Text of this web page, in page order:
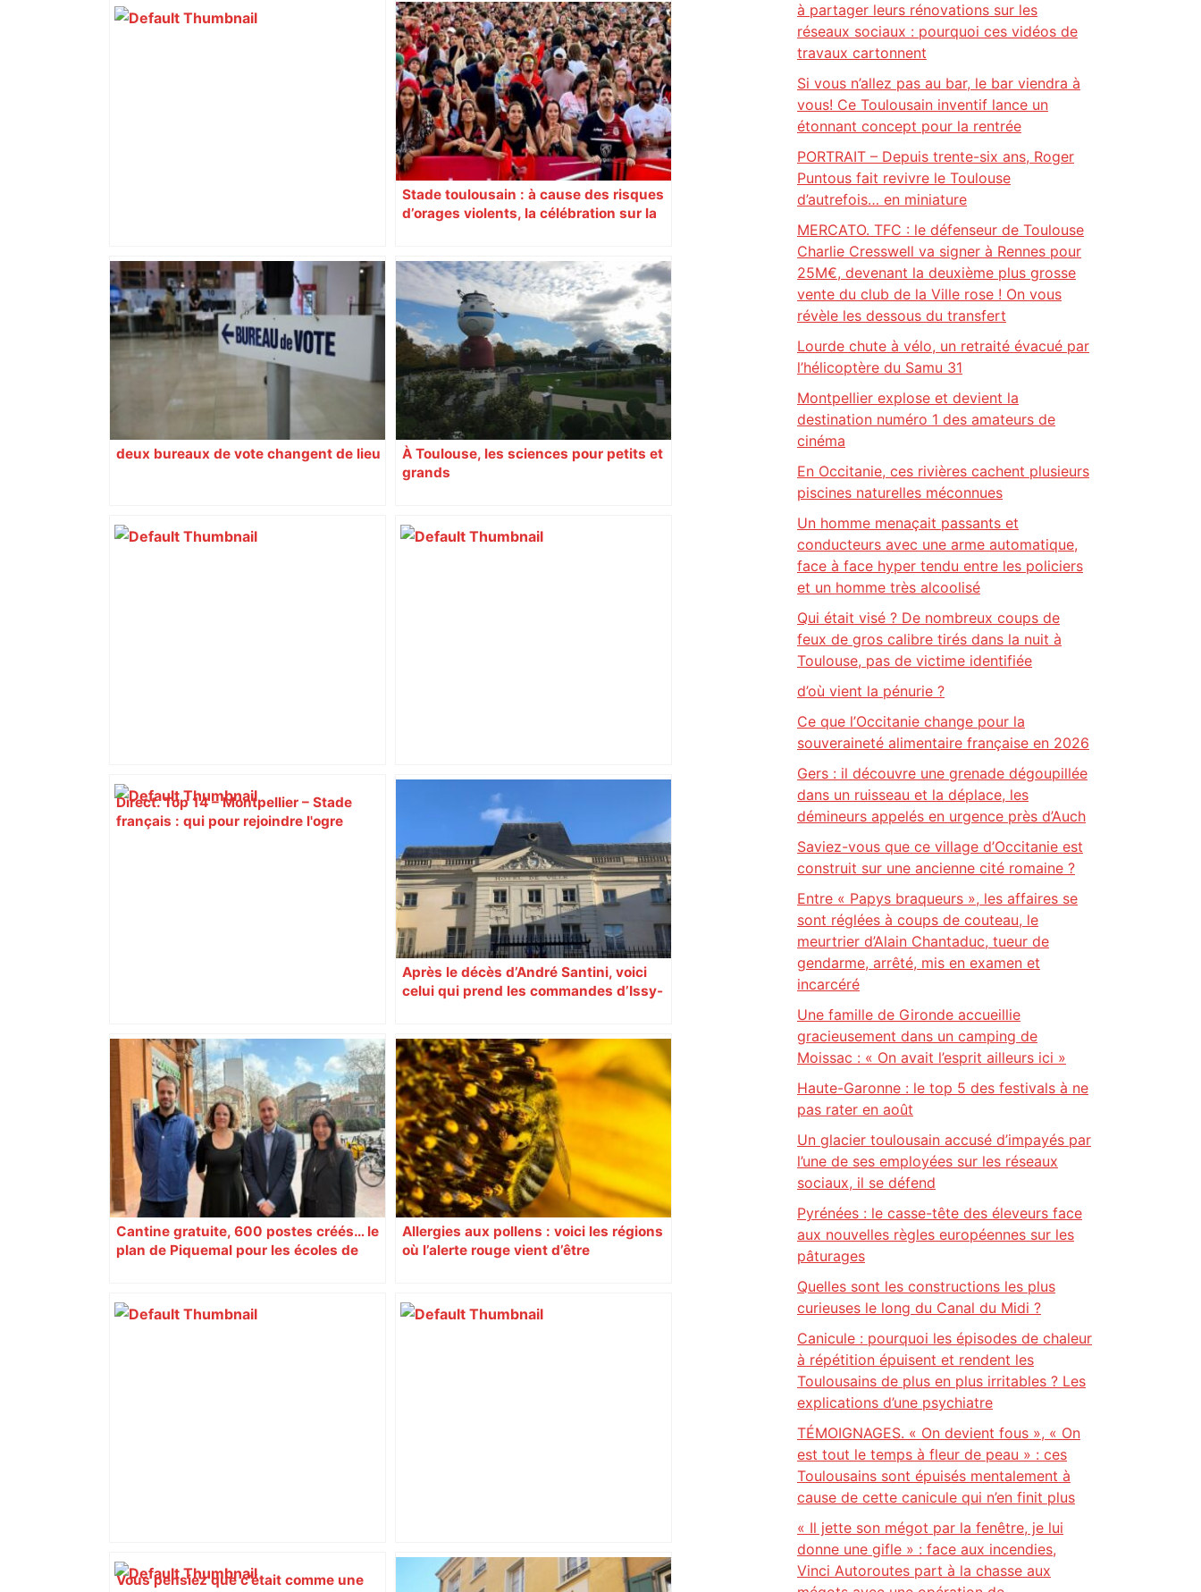
Mort mystérieuse près de Toulouse :
une émission de M6 revient sur l'affaire
Christian Abraham, retrouvé la gorge
tranchée et recouvert de feuilles il y a
deux ans – ladepeche.fr
Stade toulousain : à cause des risques
d’orages violents, la célébration sur la
deux bureaux de vote changent de lieu
À Toulouse, les sciences pour petits et
grands
Direct. Top 14 – Montpellier – Stade
français : qui pour rejoindre l'ogre
Les arbitres de la finale 2024 et 2025
seront au sifflet des demi-finales –
DIRECT. Finale de Top 14 Toulouse-
Montpellier: après l'interruption, Leo
Coly marque un essai et relance cette
finale ! – RMC Sport
Après le décès d’André Santini, voici
celui qui prend les commandes d’Issy-
Cantine gratuite, 600 postes créés… le
plan de Piquemal pour les écoles de
Allergies aux pollens : voici les régions
où l’alerte rouge vient d’être
Vous pensiez que c’était comme une
Canicule à Toulouse : pourquoi le
à partager leurs rénovations sur les
réseaux sociaux : pourquoi ces vidéos de
travaux cartonnent
Si vous n’allez pas au bar, le bar viendra à
vous! Ce Toulousain inventif lance un
étonnant concept pour la rentrée
PORTRAIT – Depuis trente-six ans, Roger
Puntous fait revivre le Toulouse
d’autrefois… en miniature
MERCATO. TFC : le défenseur de Toulouse
Charlie Cresswell va signer à Rennes pour
25M€, devenant la deuxième plus grosse
vente du club de la Ville rose ! On vous
révèle les dessous du transfert
Lourde chute à vélo, un retraité évacué par
l’hélicoptère du Samu 31
Montpellier explose et devient la
destination numéro 1 des amateurs de
cinéma
En Occitanie, ces rivières cachent plusieurs
piscines naturelles méconnues
Un homme menaçait passants et
conducteurs avec une arme automatique,
face à face hyper tendu entre les policiers
et un homme très alcoolisé
Qui était visé ? De nombreux coups de
feux de gros calibre tirés dans la nuit à
Toulouse, pas de victime identifiée
d’où vient la pénurie ?
Ce que l’Occitanie change pour la
souveraineté alimentaire française en 2026
Gers : il découvre une grenade dégoupillée
dans un ruisseau et la déplace, les
démineurs appelés en urgence près d’Auch
Saviez-vous que ce village d’Occitanie est
construit sur une ancienne cité romaine ?
Entre « Papys braqueurs », les affaires se
sont réglées à coups de couteau, le
meurtrier d’Alain Chantaduc, tueur de
gendarme, arrêté, mis en examen et
incarcéré
Une famille de Gironde accueillie
gracieusement dans un camping de
Moissac : « On avait l’esprit ailleurs ici »
Haute-Garonne : le top 5 des festivals à ne
pas rater en août
Un glacier toulousain accusé d’impayés par
l’une de ses employées sur les réseaux
sociaux, il se défend
Pyrénées : le casse-tête des éleveurs face
aux nouvelles règles européennes sur les
pâturages
Quelles sont les constructions les plus
curieuses le long du Canal du Midi ?
Canicule : pourquoi les épisodes de chaleur
à répétition épuisent et rendent les
Toulousains de plus en plus irritables ? Les
explications d’une psychiatre
TÉMOIGNAGES. « On devient fous », « On
est tout le temps à fleur de peau » : ces
Toulousains sont épuisés mentalement à
cause de cette canicule qui n’en finit plus
« Il jette son mégot par la fenêtre, je lui
donne une gifle » : face aux incendies,
Vinci Autoroutes part à la chasse aux